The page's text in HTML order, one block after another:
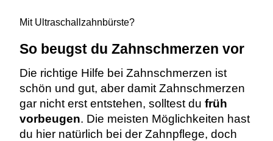
Mit Ultraschallzahnbürste?
So beugst du Zahnschmerzen vor
Die richtige Hilfe bei Zahnschmerzen ist
schön und gut, aber damit Zahnschmerzen
gar nicht erst entstehen, solltest du früh
vorbeugen. Die meisten Möglichkeiten hast
du hier natürlich bei der Zahnpflege, doch